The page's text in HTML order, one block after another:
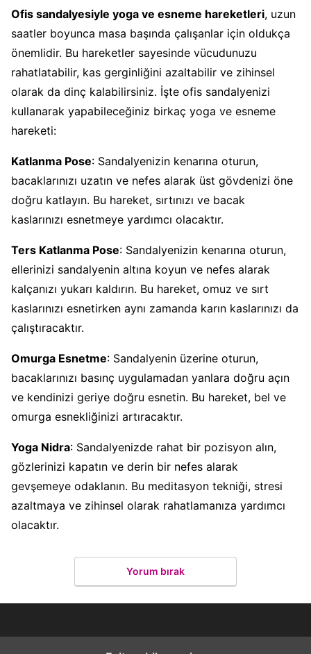
Ofis sandalyesiyle yoga ve esneme hareketleri, uzun
saatler boyunca masa başında çalışanlar için oldukça
önemlidir. Bu hareketler sayesinde vücudunuzu
rahatlatabilir, kas gerginliğini azaltabilir ve zihinsel
olarak da dinç kalabilirsiniz. İşte ofis sandalyenizi
kullanarak yapabileceğiniz birkaç yoga ve esneme
hareketi:
Katlanma Pose: Sandalyenizin kenarına oturun,
bacaklarınızı uzatın ve nefes alarak üst gövdenizi öne
doğru katlayın. Bu hareket, sırtınızı ve bacak
kaslarınızı esnetmeye yardımcı olacaktır.
Ters Katlanma Pose: Sandalyenizin kenarına oturun,
ellerinizi sandalyenin altına koyun ve nefes alarak
kalçanızı yukarı kaldırın. Bu hareket, omuz ve sırt
kaslarınızı esnetirken aynı zamanda karın kaslarınızı da
çalıştıracaktır.
Omurga Esnetme: Sandalyenin üzerine oturun,
bacaklarınızı basınç uygulamadan yanlara doğru açın
ve kendinizi geriye doğru esnetin. Bu hareket, bel ve
omurga esnekliğinizi artıracaktır.
Yoga Nidra: Sandalyenizde rahat bir pozisyon alın,
gözlerinizi kapatın ve derin bir nefes alarak
gevşemeye odaklanın. Bu meditasyon tekniği, stresi
azaltmaya ve zihinsel olarak rahatlamanıza yardımcı
olacaktır.
Yorum bırak